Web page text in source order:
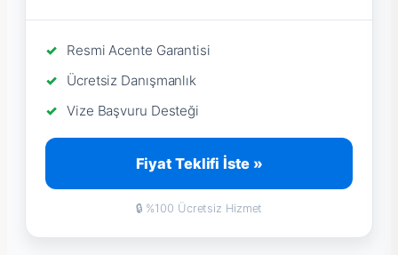
Resmi Acente Garantisi
Ücretsiz Danışmanlık
Vize Başvuru Desteği
Fiyat Teklifi İste »
🔒 %100 Ücretsiz Hizmet